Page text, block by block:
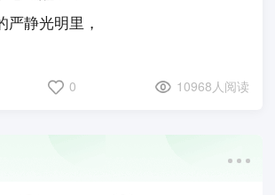
静光明里，
0 10968人阅读